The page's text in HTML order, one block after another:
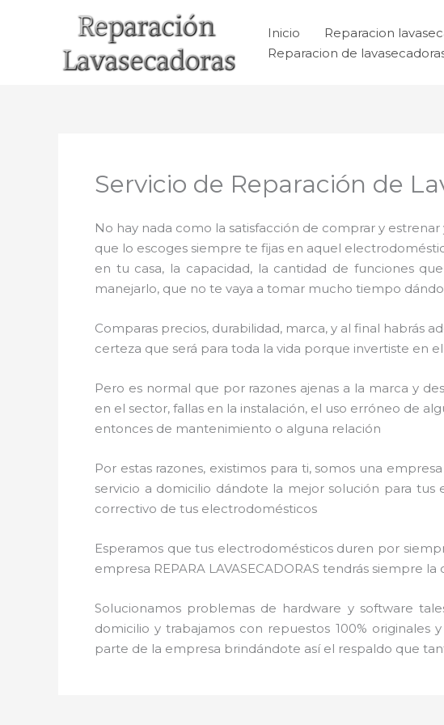
Inicio Reparacion
Reparacion de
Servicio de Reparación de
No hay nada como la satisfacción de comprar y
que lo escoges siempre te fijas en aquel
en tu casa, la capacidad, la cantidad de funciones
manejarlo, que no te vaya a tomar mucho tiempo
Comparas precios, durabilidad, marca, y al final habrás
certeza que será para toda la vida porque invertiste en
Pero es normal que por razones ajenas a la marca y
en el sector, fallas en la instalación, el uso erróneo de
entonces de mantenimiento o alguna relación
Por estas razones, existimos para ti, somos una
servicio a domicilio dándote la mejor solución para
correctivo de tus electrodomésticos
Esperamos que tus electrodomésticos duren por
empresa REPARA LAVASECADORAS tendrás siempre
Solucionamos problemas de hardware y software
domicilio y trabajamos con repuestos 100%
parte de la empresa brindándote así el respaldo que